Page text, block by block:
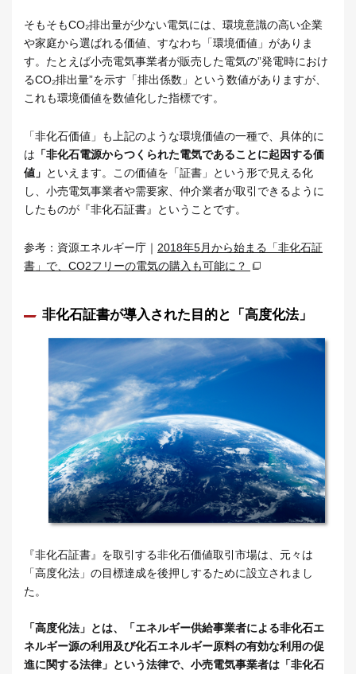
そもそもCO₂排出量が少ない電気には、環境意識の高い企業
や家庭から選ばれる価値、すなわち「環境価値」がありま
す。たとえば小売電気事業者が販売した電気の”発電時におけ
るCO₂排出量”を示す「排出係数」という数値がありますが、
これも環境価値を数値化した指標です。
「非化石価値」も上記のような環境価値の一種で、具体的に
は 「非化石電源からつくられた電気であることに起因する価
値」 といえます。この価値を「証書」という形で見える化
し、小売電気事業者や需要家、仲介業者が取引できるように
したものが『非化石証書』ということです。
参考：資源エネルギー庁｜ 2018年5月から始まる「非化石証
書」で、CO2フリーの電気の購入も可能に？
非化石証書が導入された目的と「高度化法」
『非化石証書』を取引する非化石価値取引市場は、元々は
「高度化法」の目標達成を後押しするために設立されまし
た。
「高度化法」とは、「エネルギー供給事業者による非化石エ
ネルギー源の利用及び化石エネルギー原料の有効な利用の促
進に関する法律」という法律で、小売電気事業者は「非化石